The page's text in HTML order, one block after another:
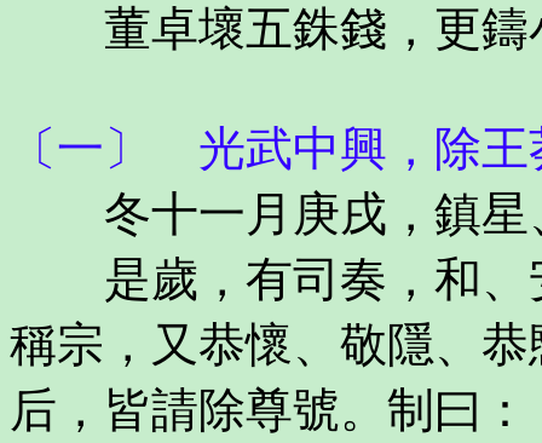
董卓壞五銖錢，更鑄
〔一〕 光武中興，除
冬十一月庚戌，鎮星
是歲，有司奏，和、
稱宗，又恭懷、敬隱、
后，皆請除尊號。制曰